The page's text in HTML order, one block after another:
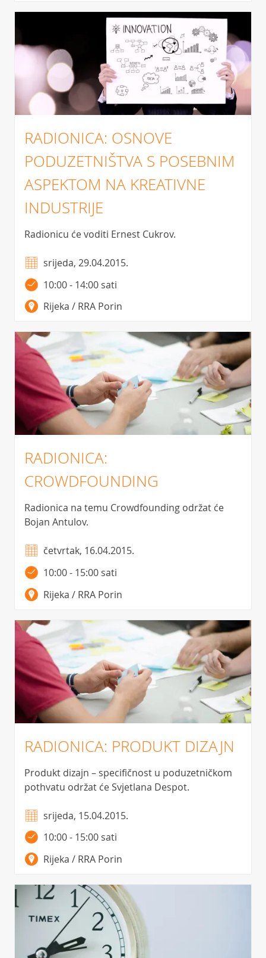
RADIONICA: OSNOVE
PODUZETNIŠTVA S POSEBNIM
ASPEKTOM NA KREATIVNE
INDUSTRIJE
Radionicu će voditi Ernest Cukrov.
srijeda, 29.04.2015.
10:00 - 14:00 sati
Rijeka / RRA Porin
RADIONICA:
CROWDFOUNDING
Radionica na temu Crowdfounding održat će
Bojan Antulov.
četvrtak, 16.04.2015.
10:00 - 15:00 sati
Rijeka / RRA Porin
RADIONICA: PRODUKT DIZAJN
Produkt dizajn – specifičnost u poduzetničkom
pothvatu održat će Svjetlana Despot.
srijeda, 15.04.2015.
10:00 - 15:00 sati
Rijeka / RRA Porin